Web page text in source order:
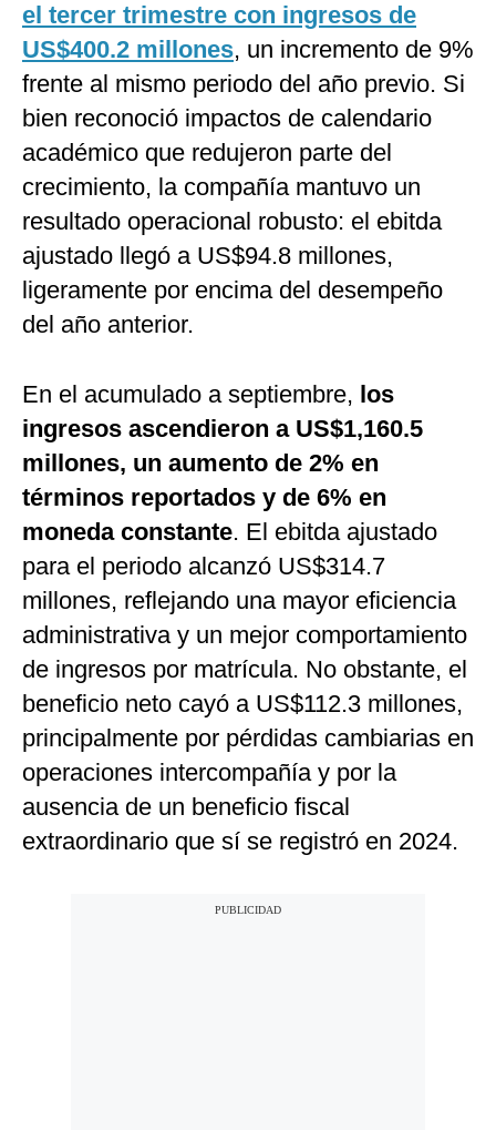
el tercer trimestre con ingresos de
US$400.2 millones, un incremento de 9%
frente al mismo periodo del año previo. Si
bien reconoció impactos de calendario
académico que redujeron parte del
crecimiento, la compañía mantuvo un
resultado operacional robusto: el ebitda
ajustado llegó a US$94.8 millones,
ligeramente por encima del desempeño
del año anterior.
En el acumulado a septiembre, los
ingresos ascendieron a US$1,160.5
millones, un aumento de 2% en
términos reportados y de 6% en
moneda constante. El ebitda ajustado
para el periodo alcanzó US$314.7
millones, reflejando una mayor eficiencia
administrativa y un mejor comportamiento
de ingresos por matrícula. No obstante, el
beneficio neto cayó a US$112.3 millones,
principalmente por pérdidas cambiarias en
operaciones intercompañía y por la
ausencia de un beneficio fiscal
extraordinario que sí se registró en 2024.